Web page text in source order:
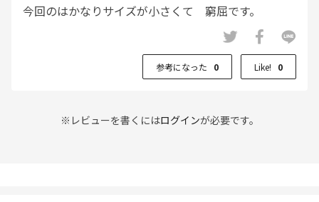
今回のはかなりサイズが小さくて 窮屈です。
参考になった 0 Like! 0
※レビューを書くにはログインが必要です。